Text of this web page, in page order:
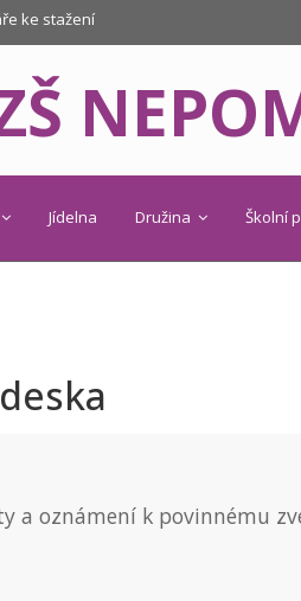
ke stažení
Jídelna Družina Školní
a oznámení k povinnému